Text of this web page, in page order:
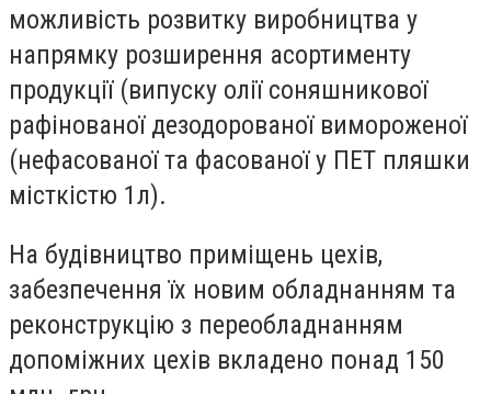
можливість розвитку виробництва у
напрямку розширення асортименту
продукції (випуску олії соняшникової
рафінованої дезодорованої вимороженої
(нефасованої та фасованої у ПЕТ пляшки
місткістю 1л).
На будівництво приміщень цехів,
забезпечення їх новим обладнанням та
реконструкцію з переобладнанням
допоміжних цехів вкладено понад 150